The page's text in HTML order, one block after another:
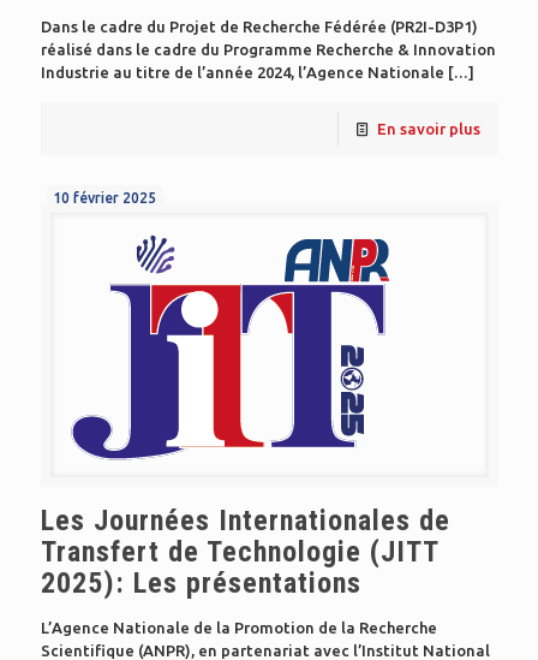
Dans le cadre du Projet de Recherche Fédérée (PR2I-D3P1)
réalisé dans le cadre du Programme Recherche & Innovation
Industrie au titre de l’année 2024, l’Agence Nationale […]
En savoir plus
10 février 2025
Les Journées Internationales de
Transfert de Technologie (JITT
2025): Les présentations
L’Agence Nationale de la Promotion de la Recherche
Scientifique (ANPR), en partenariat avec l’Institut National